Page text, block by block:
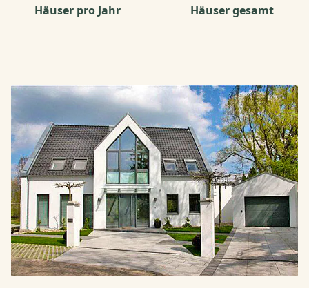
Häuser pro Jahr Häuser gesamt